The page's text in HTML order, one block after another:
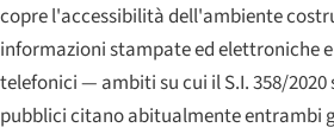
copre l'accessibilità dell'ambiente
informazioni stampate ed elettroniche
telefonici — ambiti su cui il S.I. 358/2020
pubblici citano abitualmente entrambi